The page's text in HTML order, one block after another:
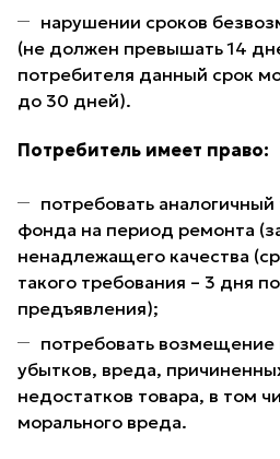
нарушении сроков
(не должен превышать 14
потребителя данный срок
до 30 дней).
Потребитель имеет право:
потребовать
фонда на период ремонта
ненадлежащего качества
такого требования – 3 дня
предъявления);
потребовать
убытков, вреда,
недостатков товара, в том
морального вреда.